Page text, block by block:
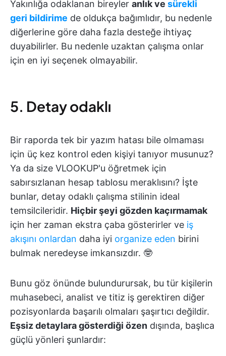
Yakınlığa odaklanan bireyler anlık ve sürekli
geri bildirime de oldukça bağımlıdır, bu nedenle
diğerlerine göre daha fazla desteğe ihtiyaç
duyabilirler. Bu nedenle uzaktan çalışma onlar
için en iyi seçenek olmayabilir.
5. Detay odaklı
Bir raporda tek bir yazım hatası bile olmaması
için üç kez kontrol eden kişiyi tanıyor musunuz?
Ya da size VLOOKUP'u öğretmek için
sabırsızlanan hesap tablosu meraklısını? İşte
bunlar, detay odaklı çalışma stilinin ideal
temsilcileridir. Hiçbir şeyi gözden kaçırmamak
için her zaman ekstra çaba gösterirler ve iş
akışını onlardan daha iyi organize eden birini
bulmak neredeyse imkansızdır. 🤓
Bunu göz önünde bulundurursak, bu tür kişilerin
muhasebeci, analist ve titiz iş gerektiren diğer
pozisyonlarda başarılı olmaları şaşırtıcı değildir.
Eşsiz detaylara gösterdiği özen dışında, başlıca
güçlü yönleri şunlardır: